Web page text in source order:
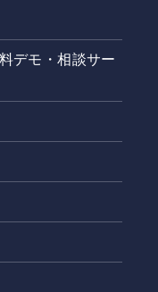
デモ・相談サー